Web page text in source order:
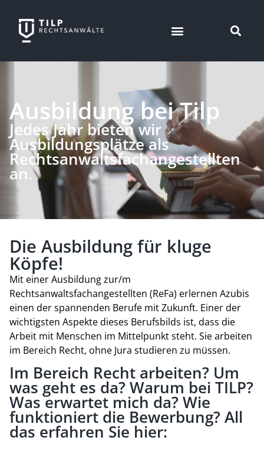
Ausbildung bei Tilp
Jedes Jahr bieten wir
Ausbildungsplätze als
Rechtsanwaltsfachangestellten
an.
Die Ausbildung für kluge
Köpfe!
Mit einer Ausbildung zur/m
Rechtsanwaltsfachangestellten (ReFa) erlernen Azubis
einen der spannenden Berufe mit Zukunft. Einer der
wichtigsten Aspekte dieses Berufsbilds ist, dass die
Arbeit mit Menschen im Mittelpunkt steht. Sie arbeiten
im Bereich Recht, ohne Jura studieren zu müssen.
Im Bereich Recht arbeiten? Um
was geht es da? Warum bei TILP?
Was erwartet mich da? Wie
funktioniert die Bewerbung? All
das erfahren Sie hier: